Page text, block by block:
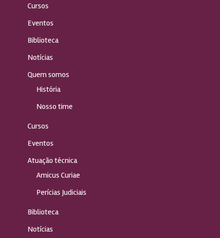
Cursos
Eventos
Biblioteca
Notícias
Quem somos
História
Nosso time
Cursos
Eventos
Atuação técnica
Amicus Curiae
Perícias Judiciais
Biblioteca
Notícias